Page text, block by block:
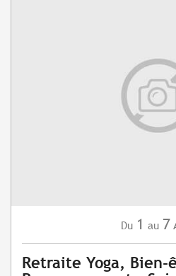
Du 1 au 7
Retraite Yoga,